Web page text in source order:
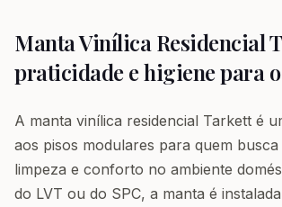
Manta Vinílica Residencial
praticidade e higiene para
A manta vinílica residencial Tarkett é
aos pisos modulares para quem busca
limpeza e conforto no ambiente
do LVT ou do SPC, a manta é